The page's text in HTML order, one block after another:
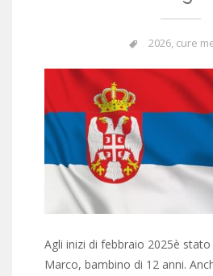
2026, cure
Agli inizi di febbraio 2025è
Marco, bambino di 12 anni.